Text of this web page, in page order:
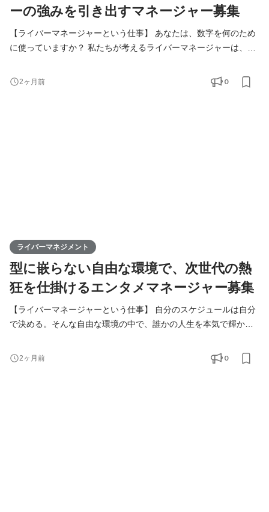
ーの強みを引き出すマネージャー募集
【ライバーマネージャーという仕事】 あなたは、数字を何のため
に使っていますか？ 私たちが考えるライバーマネージャーは、単
配信という世界で挑戦を続けるライバーの、一番近い『伴走者』
2ヶ月前 0
ライバーマネジメント
型に嵌らない自由な環境で、次世代の熱
狂を仕掛けるエンタメマネージャー募集
【ライバーマネージャーという仕事】 自分のスケジュールは自分
で決める。そんな自由な環境の中で、誰かの人生を本気で輝かせ
マネージャーは、単なる「数値の管理担当者」ではありません 。
自由で柔軟な社風だからこそ、一人ひとりのライバーが抱える不
2ヶ月前 0